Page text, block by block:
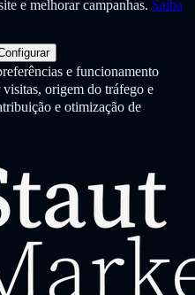
e melhorar campanhas. Saiba
e funcionamento
origem do tráfego e
e otimização de